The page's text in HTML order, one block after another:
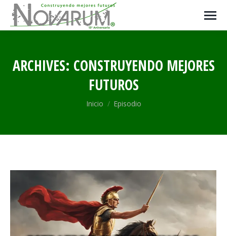
ARCHIVES: CONSTRUYENDO MEJORES
FUTUROS
Estás aquí:
Inicio Episodio